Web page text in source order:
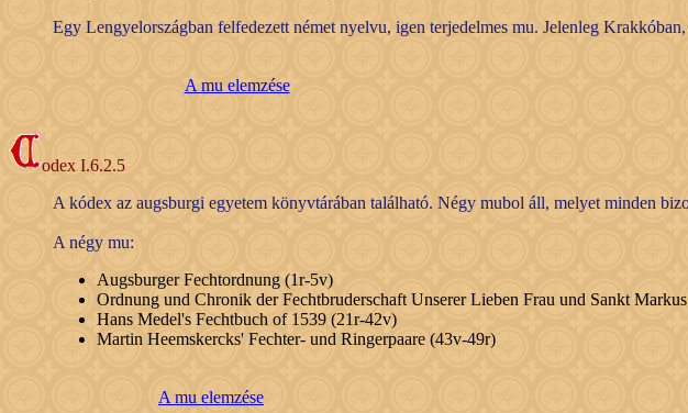
Egy Lengyelországban felfedezett német nyelvu, igen terjedelmes mu. Jelenleg
A mu elemzése
odex I.6.2.5
A kódex az augsburgi egyetem könyvtárában található. Négy mubol áll, melyet minden
A négy mu:
Augsburger Fechtordnung (1r-5v)
Ordnung und Chronik der Fechtbruderschaft Unserer Lieben Frau und Sankt
Hans Medel's Fechtbuch of 1539 (21r-42v)
Martin Heemskercks' Fechter- und Ringerpaare (43v-49r)
A mu elemzése